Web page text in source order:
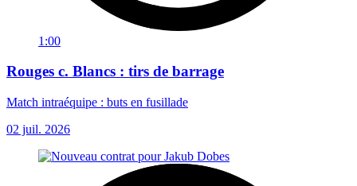
1:00
Rouges c. Blancs : tirs de barrage
Match intraéquipe : buts en fusillade
02 juil. 2026